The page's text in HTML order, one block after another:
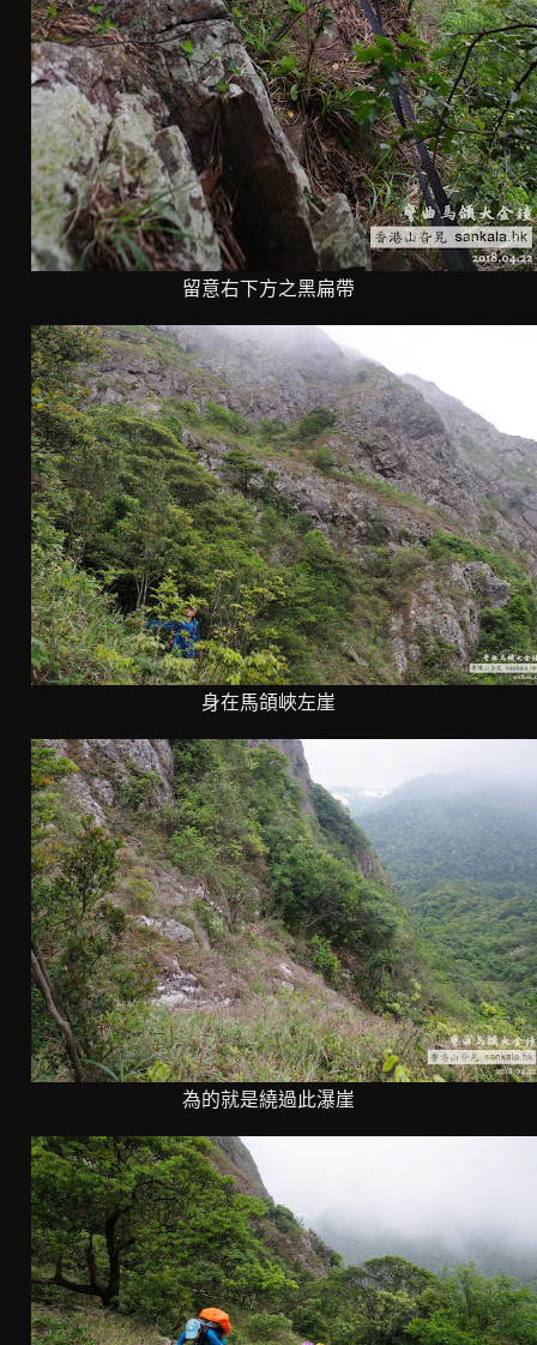
留意右下方之黑扁帶
身在馬頜峽左崖
為的就是繞過此瀑崖